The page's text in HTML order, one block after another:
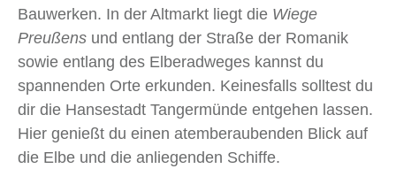
Bauwerken. In der Altmarkt liegt die Wiege
Preußens und entlang der Straße der Romanik
sowie entlang des Elberadweges kannst du
spannenden Orte erkunden. Keinesfalls solltest du
dir die Hansestadt Tangermünde entgehen lassen.
Hier genießt du einen atemberaubenden Blick auf
die Elbe und die anliegenden Schiffe.